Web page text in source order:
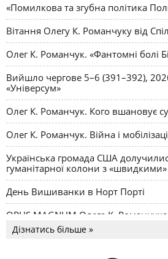
«Помилкова та згубна політика
Вітання Олегу К. Романчуку від
Олег К. Романчук. «Фантомні болі
Вийшло чергове 5–6 (391–392),
«Універсум»
Олег К. Романчук. Кого вшановує
Олег К. Романчук. Війна і
Українська громада США
гуманітарної колони з
День Вишиванки в Норт Порті
OPUS MAGNUM Олега К. Романчука
Дізнатись більше »